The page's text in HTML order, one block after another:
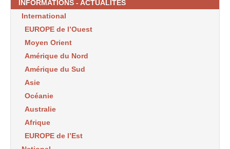
INFORMATIONS - ACTUALITES
International
EUROPE de l’Ouest
Moyen Orient
Amérique du Nord
Amérique du Sud
Asie
Océanie
Australie
Afrique
EUROPE de l’Est